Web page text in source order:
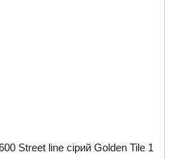
Street line сірий Golden Tile 1